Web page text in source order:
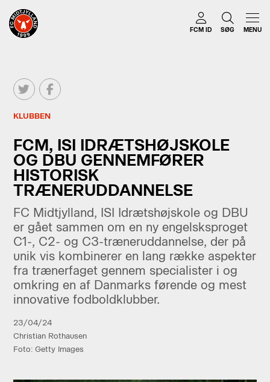
FCM ID SØG MENU
KLUBBEN
FCM, ISI IDRÆTSHØJSKOLE
OG DBU GENNEMFØRER
HISTORISK
TRÆNERUDDANNELSE
FC Midtjylland, ISI Idrætshøjskole og DBU
er gået sammen om en ny engelsksproget
C1-, C2- og C3-træneruddannelse, der på
unik vis kombinerer en lang række aspekter
fra trænerfaget gennem specialister i og
omkring en af Danmarks førende og mest
innovative fodboldklubber.
23/04/24
Christian Rothausen
Foto: Getty Images